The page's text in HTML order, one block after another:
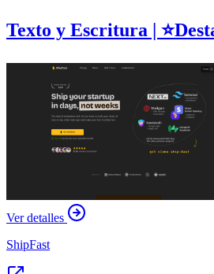
Texto y Escritura | ⭐️
Ver detalles
ShipFast